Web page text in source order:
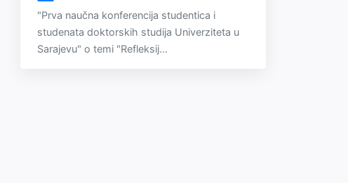
"Prva naučna konferencija studentica i
studenata doktorskih studija Univerziteta u
Sarajevu" o temi "Refleksij...